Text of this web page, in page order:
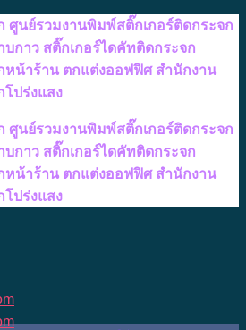
ศูนย์รวมงานพิมพ์สติ๊กเกอร์ติดกระจก
บกาว สติ๊กเกอร์ไดคัทติดกระจก
หน้าร้าน ตกแต่งออฟฟิศ สำนักงาน
โปร่งแสง
ศูนย์รวมงานพิมพ์สติ๊กเกอร์ติดกระจก
บกาว สติ๊กเกอร์ไดคัทติดกระจก
หน้าร้าน ตกแต่งออฟฟิศ สำนักงาน
โปร่งแสง